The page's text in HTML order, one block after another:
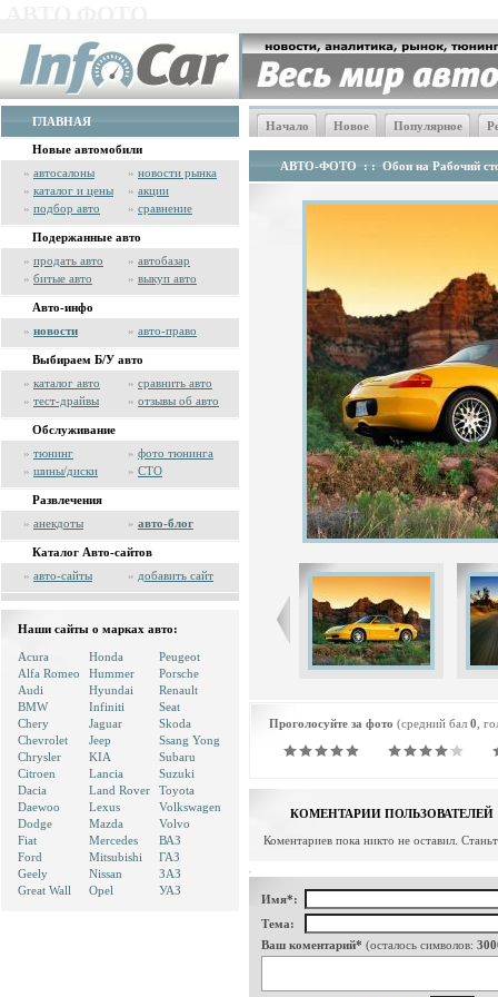
ГЛАВНАЯ
Новые автомобили
» автосалоны » новости рынка
» каталог и цены » акции
» подбор авто » сравнение
Подержанные авто
» продать авто » автобазар
» битые авто » выкуп авто
Авто-инфо
» новости » авто-право
Выбираем Б/У авто
» каталог авто » сравнить авто
» тест-драйвы » отзывы об авто
Обслуживание
» тюнинг » фото тюнинга
» шины/диски » СТО
Развлечения
» анекдоты » авто-блог
Каталог Авто-сайтов
» авто-сайты » добавить сайт
Наши сайты о марках авто:
Acura
Alfa Romeo
Audi
BMW
Chery
Chevrolet
Chrysler
Citroen
Dacia
Daewoo
Dodge
Fiat
Ford
Geely
Great Wall
Honda
Hummer
Hyundai
Infiniti
Jaguar
Jeep
KIA
Lancia
Land Rover
Lexus
Mazda
Mercedes
Mitsubishi
Nissan
Opel
Peugeot
Porsche
Renault
Seat
Skoda
Ssang Yong
Subaru
Suzuki
Toyota
Volkswagen
Volvo
ВАЗ
ГАЗ
ЗАЗ
УАЗ
Начало Новое Популярное
АВТО-ФОТО : : Обои на Рабочий
Проголосуйте за фото (средний бал 0 ,
КОМЕНТАРИИ ПОЛЬЗОВАТЕЛЕЙ
Коментариев пока никто не оставил.
Имя*:
Тема:
Ваш коментарий* (осталось символов: